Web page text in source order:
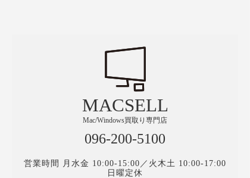
MACSELL
Mac/Windows買取り専門店
096-200-5100
営業時間 月水金 10:00-15:00／火木土 10:00-17:00
日曜定休